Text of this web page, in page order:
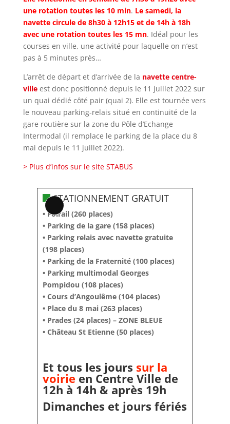
une rotation toutes les 10 min. Le samedi, la
navette circule de 8h30 à 12h15 et de 14h à 18h
avec une rotation toutes les 15 mn. Idéal pour les
courses en ville, une activité pour laquelle on n’est
pas à 5 minutes près…
L’arrêt de départ et d’arrivée de la navette centre-
villeest donc positionné depuis le 11 juillet 2022 sur
un quai dédié côté pair (quai 2). Elle est tournée vers
le nouveau parking-relais situé en continuité de la
gare routière sur la zone du Pôle d’Echange
Intermodal (il remplace le parking de la place du 8
mai depuis le 11 juillet 2022).
> Plus d’infos sur le site STABUS
Long
Description
STATIONNEMENT GRATUIT
• Foirail (260 places)
• Parking de la gare (158 places)
• Parking relais avec navette gratuite
(198 places)
• Parking de la Fraternité (100 places)
• Parking multimodal Georges
Pompidou (108 places)
• Cours d’Angoulême (104 places)
• Place du 8 mai (263 places)
• Prades (24 places) – ZONE BLEUE
• Château St Etienne (50 places)
Et tous les jours sur la
voirie en Centre Ville de
12h à 14h & après 19h
Dimanches et jours fériés